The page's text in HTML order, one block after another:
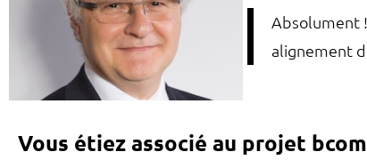
Absolument
alignement
Vous étiez associé au projet